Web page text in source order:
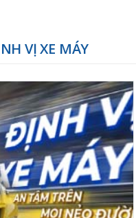
VỊ XE MÁY